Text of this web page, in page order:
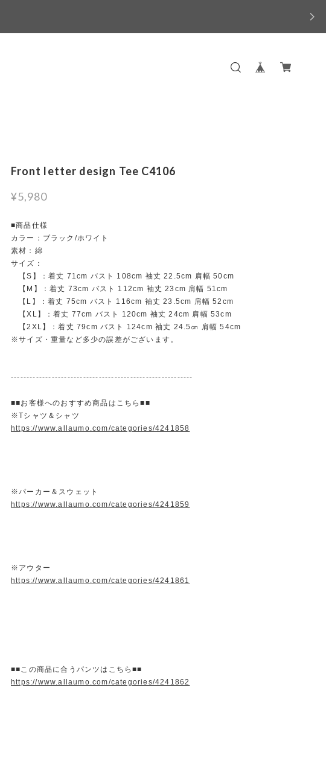
Front letter design Tee C4106
¥5,980
■商品仕様
カラー：ブラック/ホワイト
素材：綿
サイズ：
【S】：着丈 71cm バスト 108cm 袖丈 22.5cm 肩幅 50cm
【M】：着丈 73cm バスト 112cm 袖丈 23cm 肩幅 51cm
【L】：着丈 75cm バスト 116cm 袖丈 23.5cm 肩幅 52cm
【XL】：着丈 77cm バスト 120cm 袖丈 24cm 肩幅 53cm
【2XL】：着丈 79cm バスト 124cm 袖丈 24.5㎝ 肩幅 54cm
※サイズ・重量など多少の誤差がございます。
----------------------------------------------------------
■■お客様へのおすすめ商品はこちら■■
※Tシャツ＆シャツ
https://www.allaumo.com/categories/4241858
※パーカー＆スウェット
https://www.allaumo.com/categories/4241859
※アウター
https://www.allaumo.com/categories/4241861
■■この商品に合うパンツはこちら■■
https://www.allaumo.com/categories/4241862